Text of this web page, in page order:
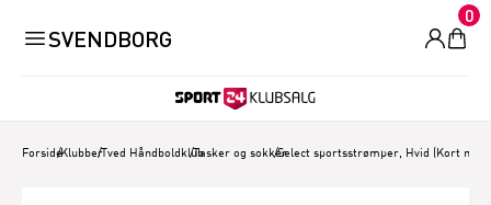
SVENDBORG
0
Forside
/Klubber
/Tved Håndboldklub
/Tasker og sokker
/Select sportsstrømper, Hvid (Kort